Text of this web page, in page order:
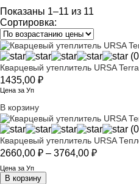
Показаны 1–11 из 11
Сортировка:
Кварцевый утеплитель URSA
1435,00 ₽
Цена за Уп
В корзину
Кварцевый утеплитель URSA
2660,00 ₽ – 3764,00 ₽Диапазон
Цена за Уп
В корзину